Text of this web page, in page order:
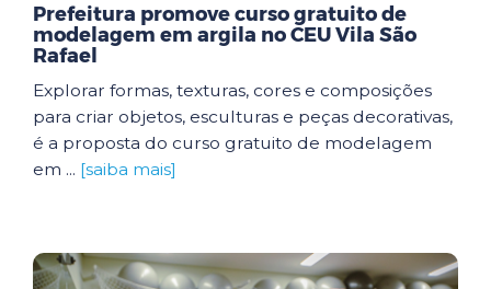
Prefeitura promove curso gratuito de
modelagem em argila no CEU Vila São
Rafael
Explorar formas, texturas, cores e composições
para criar objetos, esculturas e peças decorativas,
é a proposta do curso gratuito de modelagem
em ... [saiba mais]